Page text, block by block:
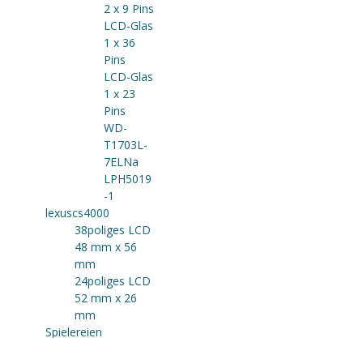
2 x 9 Pins
LCD-Glas
1 x 36
Pins
LCD-Glas
1 x 23
Pins
WD-
T1703L-
7ELNa
LPH5019
-1
lexuscs4000
38poliges LCD
48 mm x 56
mm
24poliges LCD
52 mm x 26
mm
Spielereien